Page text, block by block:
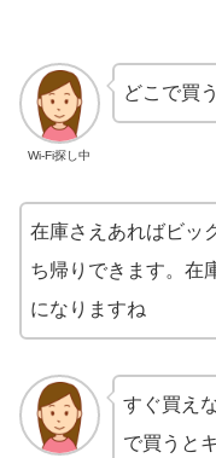
Wi-Fi探し中
どこで買
在庫さえあればビッ
ち帰りできます。在
になりますね
すぐ買え
で買うと